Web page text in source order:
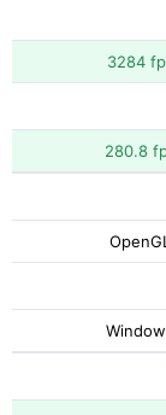
3284
280.8
OpenGL